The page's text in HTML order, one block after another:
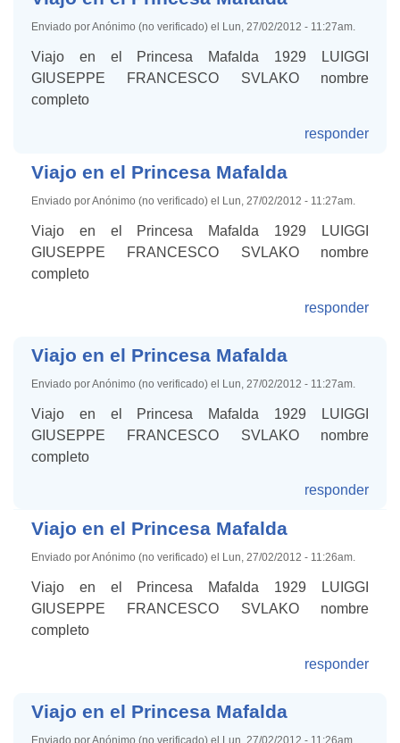
Enviado por Anónimo (no verificado) el Lun, 27/02/2012 - 11:27am.
Viajo en el Princesa Mafalda 1929 LUIGGI
GIUSEPPE FRANCESCO SVLAKO nombre
completo
responder
Viajo en el Princesa Mafalda
Enviado por Anónimo (no verificado) el Lun, 27/02/2012 - 11:27am.
Viajo en el Princesa Mafalda 1929 LUIGGI
GIUSEPPE FRANCESCO SVLAKO nombre
completo
responder
Viajo en el Princesa Mafalda
Enviado por Anónimo (no verificado) el Lun, 27/02/2012 - 11:27am.
Viajo en el Princesa Mafalda 1929 LUIGGI
GIUSEPPE FRANCESCO SVLAKO nombre
completo
responder
Viajo en el Princesa Mafalda
Enviado por Anónimo (no verificado) el Lun, 27/02/2012 - 11:26am.
Viajo en el Princesa Mafalda 1929 LUIGGI
GIUSEPPE FRANCESCO SVLAKO nombre
completo
responder
Viajo en el Princesa Mafalda